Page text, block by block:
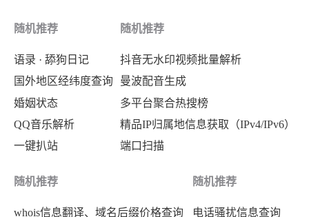
随机推荐
语录 · 舔狗日记
国外地区经纬度查询
婚姻状态
QQ音乐解析
一键扒站
随机推荐
抖音无水印视频批量解析
曼波配音生成
多平台聚合热搜榜
精品IP归属地信息获取（IPv4/IPv6）
端口扫描
随机推荐
whois信息翻译、域名后缀价格查询
随机推荐
电话骚扰信息查询